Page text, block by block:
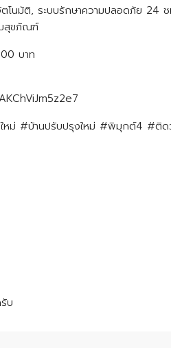
โนมัติ, ระบบรักษาความปลอดภัย 24 ช
สุขภัณฑ์
บาท
ใหม่ #บ้านปรับปรุงใหม่ #พิมุกต์4 #ติ
บ